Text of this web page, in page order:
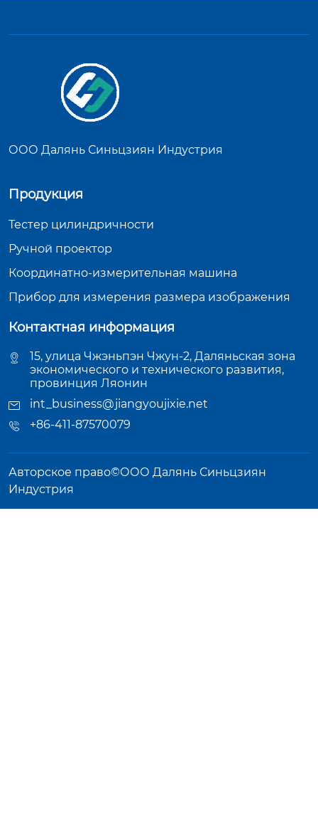
ООО Далянь Синьцзиян Индустрия
Продукция
Тестер цилиндричности
Ручной проектор
Координатно-измерительная машина
Прибор для измерения размера изображения
Контактная информация
15, улица Чжэньпэн Чжун-2, Даляньская зона
экономического и технического развития,
провинция Ляонин
int_business@jiangyoujixie.net
+86-411-87570079
Авторское право©ООО Далянь Синьцзиян
Индустрия